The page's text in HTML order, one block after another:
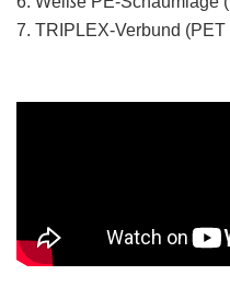
7. TRIPLEX-Verbund